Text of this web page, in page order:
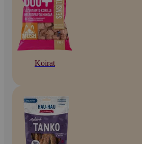
Koirat